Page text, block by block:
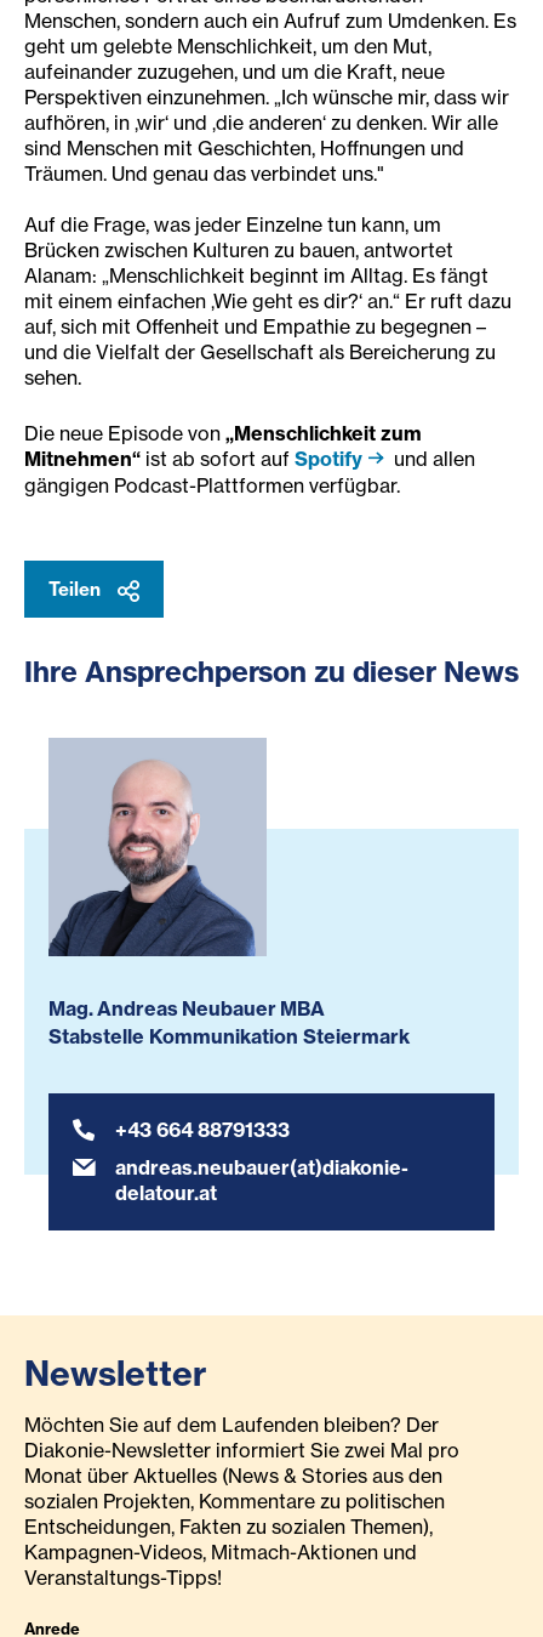
Menschen, sondern auch ein Aufruf zum Umdenken. Es
geht um gelebte Menschlichkeit, um den Mut,
aufeinander zuzugehen, und um die Kraft, neue
Perspektiven einzunehmen. „Ich wünsche mir, dass wir
aufhören, in ‚wir‘ und ‚die anderen‘ zu denken. Wir alle
sind Menschen mit Geschichten, Hoffnungen und
Träumen. Und genau das verbindet uns."
Auf die Frage, was jeder Einzelne tun kann, um
Brücken zwischen Kulturen zu bauen, antwortet
Alanam: „Menschlichkeit beginnt im Alltag. Es fängt
mit einem einfachen ‚Wie geht es dir?‘ an.“ Er ruft dazu
auf, sich mit Offenheit und Empathie zu begegnen –
und die Vielfalt der Gesellschaft als Bereicherung zu
sehen.
Die neue Episode von „Menschlichkeit zum
Mitnehmen“ ist ab sofort auf Spotify
und allen
gängigen Podcast-Plattformen verfügbar.
Teilen
Ihre Ansprechperson zu dieser News
Mag. Andreas Neubauer MBA
Stabstelle Kommunikation Steiermark
+43 664 88791333
andreas.neubauer(at)diakonie-
delatour.at
Newsletter
Möchten Sie auf dem Laufenden bleiben? Der
Diakonie-Newsletter informiert Sie zwei Mal pro
Monat über Aktuelles (News & Stories aus den
sozialen Projekten, Kommentare zu politischen
Entscheidungen, Fakten zu sozialen Themen),
Kampagnen-Videos, Mitmach-Aktionen und
Veranstaltungs-Tipps!
Anrede